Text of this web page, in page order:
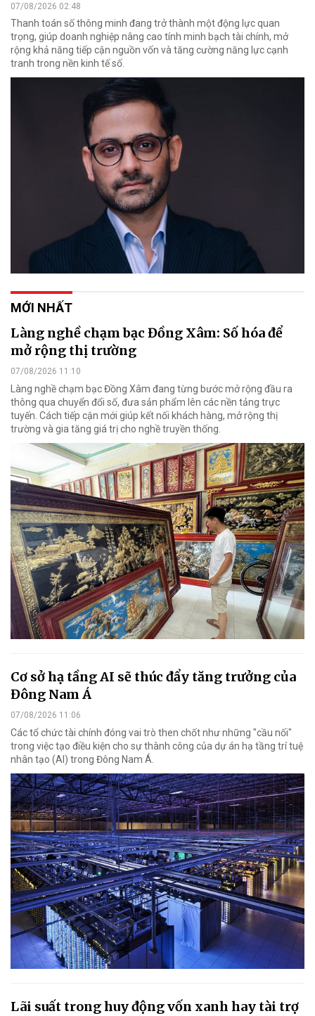
07/08/2026 02:48
Thanh toán số thông minh đang trở thành một động lực quan
trọng, giúp doanh nghiệp nâng cao tính minh bạch tài chính, mở
rộng khả năng tiếp cận nguồn vốn và tăng cường năng lực cạnh
tranh trong nền kinh tế số.
MỚI NHẤT
Làng nghề chạm bạc Đồng Xâm: Số hóa để
mở rộng thị trường
07/08/2026 11:10
Làng nghề chạm bạc Đồng Xâm đang từng bước mở rộng đầu ra
thông qua chuyển đổi số, đưa sản phẩm lên các nền tảng trực
tuyến. Cách tiếp cận mới giúp kết nối khách hàng, mở rộng thị
trường và gia tăng giá trị cho nghề truyền thống.
Cơ sở hạ tầng AI sẽ thúc đẩy tăng trưởng của
Đông Nam Á
07/08/2026 11:06
Các tổ chức tài chính đóng vai trò then chốt như những "cầu nối"
trong việc tạo điều kiện cho sự thành công của dự án hạ tầng trí tuệ
nhân tạo (AI) trong Đông Nam Á.
Lãi suất trong huy động vốn xanh hay tài trợ